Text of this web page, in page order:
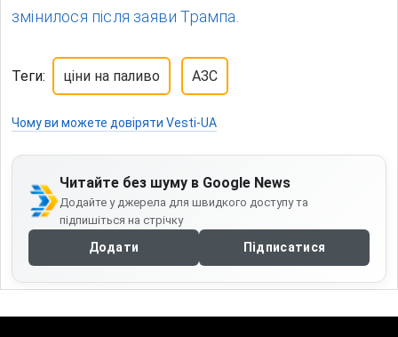
змінилося після заяви Трампа.
Теги: ціни на паливо АЗС
Чому ви можете довіряти Vesti-UA
Читайте без шуму в Google News
Додайте у джерела для швидкого доступу та
підпишіться на стрічку
Додати Підписатися